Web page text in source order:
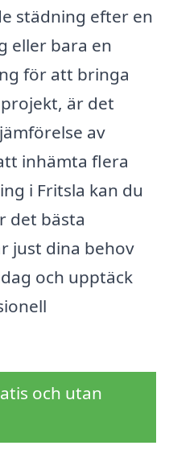
städning efter en
eller bara en
för att bringa
är det
av
inhämta flera
i Fritsla kan du
det bästa
just dina behov
och upptäck
och utan